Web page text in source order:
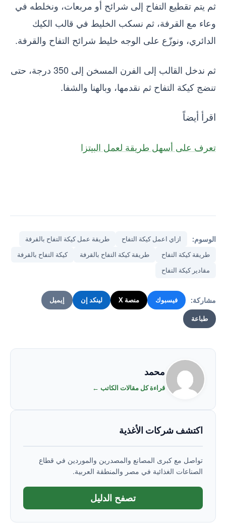
ثم يتم تقطيع التفاح إلى شرائح أو مربعات، ونخلطه في
وعاء مع القرفة، ثم نسكب الخليط في قالب الكيك
الدائري، ونوزّع على الوجه خليط شرائح التفاح والقرفة.
ثم ندخل القالب إلى الفرن المسخن إلى 350 درجة، حتى
تنضج كيكة التفاح ثم نقدمها، وبالهنا والشفا.
اقرأ أيضاً
تعرف على أسهل طريقة لعمل البيتزا
الوسوم: ازاي اعمل كيكة التفاح
طريقة عمل كيكة التفاح بالقرفة
طريقة كيكة التفاح
طريقة كيكة التفاح بالقرفة
كيكة التفاح بالقرفة
مقادير كيكة التفاح
مشاركة: فيسبوك منصة X لينكد إن إيميل
طباعة
محمد
قراءة كل مقالات الكاتب ←
اكتشف شركات الأغذية
تواصل مع كبرى المصانع والمصدرين والموردين في قطاع
الصناعات الغذائية في مصر والمنطقة العربية.
تصفح الدليل